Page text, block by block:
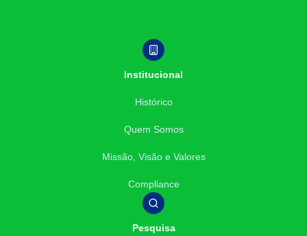
Institucional
Histórico
Quem Somos
Missão, Visão e Valores
Compliance
Pesquisa